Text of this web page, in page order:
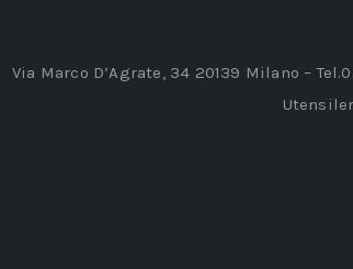
Via Marco D’Agrate, 34 20139 Milano –